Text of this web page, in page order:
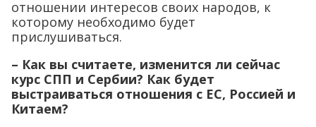
отношении интересов своих народов, к
которому необходимо будет
прислушиваться.
– Как вы считаете, изменится ли сейчас
курс СПП и Сербии? Как будет
выстраиваться отношения с ЕС, Россией и
Китаем?